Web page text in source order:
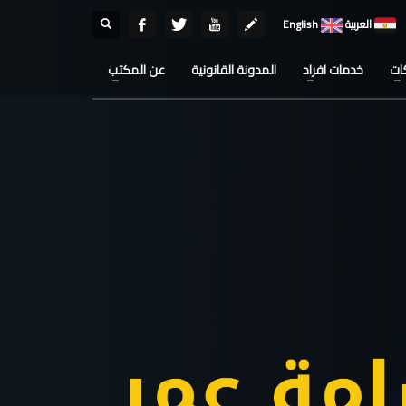
العربية English
خدمات افراد المدونة القانونية عن المكتب